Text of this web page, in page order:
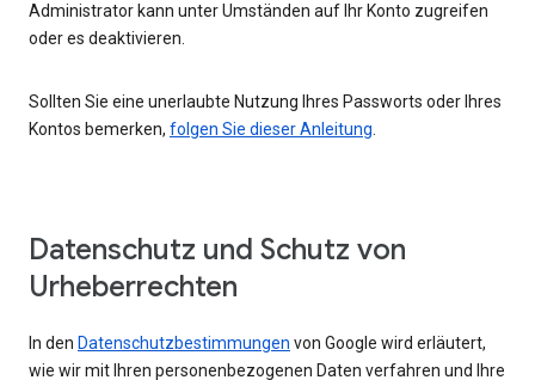
Administrator kann unter Umständen auf Ihr Konto zugreifen
oder es deaktivieren.
Sollten Sie eine unerlaubte Nutzung Ihres Passworts oder Ihres
Kontos bemerken, folgen Sie dieser Anleitung.
Datenschutz und Schutz von
Urheberrechten
In den Datenschutzbestimmungen von Google wird erläutert,
wie wir mit Ihren personenbezogenen Daten verfahren und Ihre